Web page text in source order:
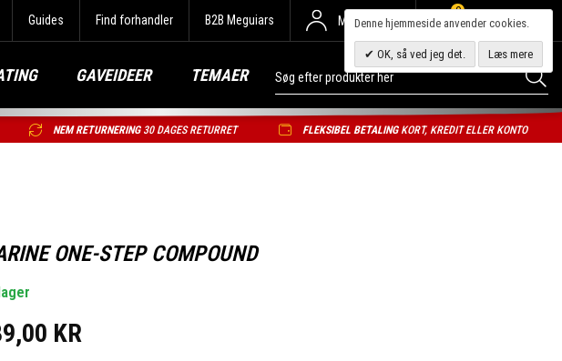
Guides Find forhandler B2B Meguiars Min Konto
0
GAVEIDEER TEMAER
NEM RETURNERING 30 DAGES RETURRET FLEKSIBEL BETALING KORT, KREDIT ELLER KONTO
ONE-STEP COMPOUND
KR
Denne hjemmeside anvender cookies.
OK, så ved jeg det. Læs mere